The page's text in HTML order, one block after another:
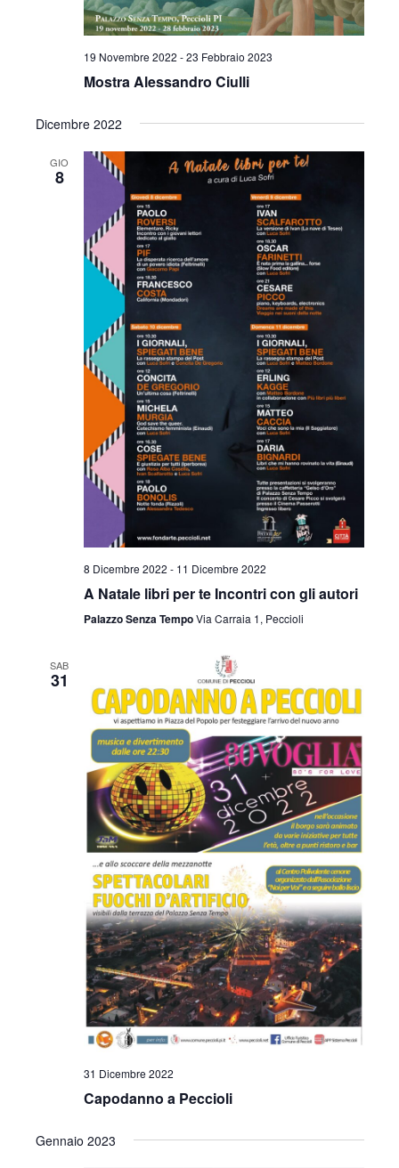
19 Novembre 2022 -23 Febbraio 2023
Mostra Alessandro Ciulli
Dicembre 2022
GIO
8
8 Dicembre 2022 - 11 Dicembre 2022
A Natale libri per te Incontri con gli autori
Palazzo Senza TempoVia Carraia 1, Peccioli
SAB
31
31 Dicembre 2022
Capodanno a Peccioli
Gennaio 2023